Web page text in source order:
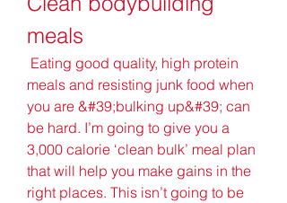
meals
meals and resisting junk food when
you are &#39;bulking up&#39; can
be hard. I’m going to give you a
3,000 calorie ‘clean bulk’ meal plan
that will help you make gains in the
right places. This isn’t going to be